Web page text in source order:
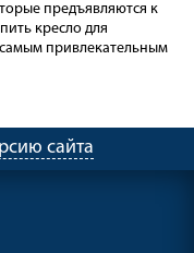
предъявляются к
кресло для
привлекательным
сайта